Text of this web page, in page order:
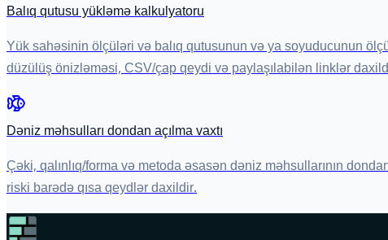
Balıq qutusu yükləmə kalkulyatoru
Yük sahəsinin ölçüləri və balıq qutusunun və ya soyuducunun
düzülüş önizləməsi, CSV/çap qeydi və paylaşılabilən linklər
Dəniz məhsulları dondan açılma vaxtı
Çəki, qalınlıq/forma və metoda əsasən dəniz məhsullarının
riski barədə qısa qeydlər daxildir.